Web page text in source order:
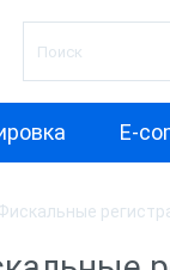
E-